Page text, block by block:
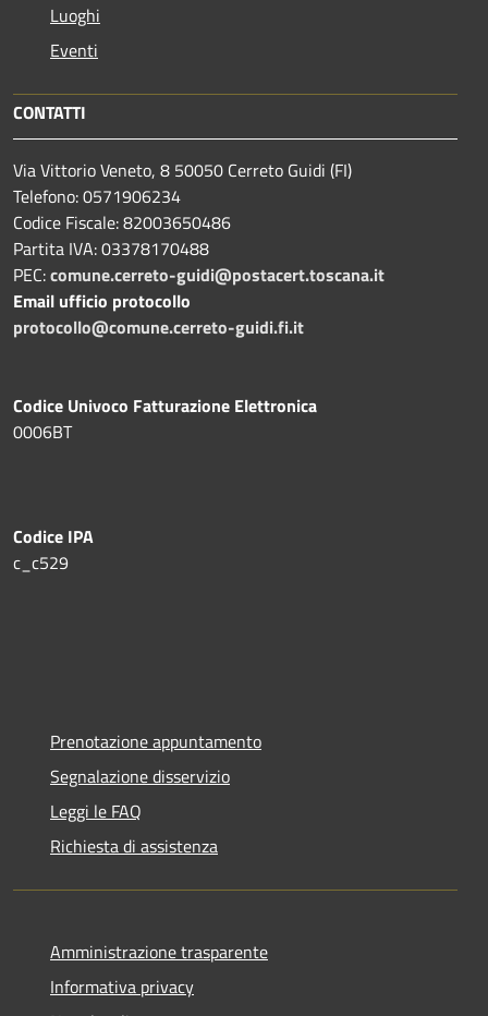
Luoghi
Eventi
CONTATTI
Via Vittorio Veneto, 8 50050 Cerreto Guidi (FI)
Telefono: 0571906234
Codice Fiscale: 82003650486
Partita IVA: 03378170488
PEC:comune.cerreto-guidi@postacert.toscana.it
Email ufficio protocollo
protocollo@comune.cerreto-guidi.fi.it
Codice Univoco Fatturazione Elettronica
0006BT
Codice IPA
c_c529
Prenotazione appuntamento
Segnalazione disservizio
Leggi le FAQ
Richiesta di assistenza
Amministrazione trasparente
Informativa privacy